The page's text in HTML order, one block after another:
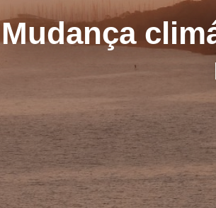
Mudança